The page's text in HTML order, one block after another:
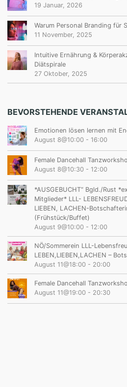
19 Januar, 2026
Warum Personal Branding für
11 November, 2025
Intuitive Ernährung &
Diätspirale
27 Oktober, 2025
BEVORSTEHENDE
Emotionen lösen lernen mit
August 8@10:00 - 16:00
Female Dancehall
August 8@10:30 - 12:00
*AUSGEBUCHT“ Bgld./Rust
Mitglieder* LLL-
LIEBEN, LACHEN-
(Frühstück/Buffet)
August 9@10:00 - 12:00
NÖ/Sommerein LLL-
LEBEN,LIEBEN,LACHEN –
August 11@18:00 - 20:00
Female Dancehall
August 11@19:00 - 20:30